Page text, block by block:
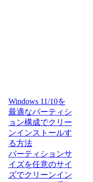
Windows 11/10を
最適なパーティシ
ョン構成でクリー
ンインストールす
る方法
パーティションサ
イズを任意のサイ
ズでクリーンイン